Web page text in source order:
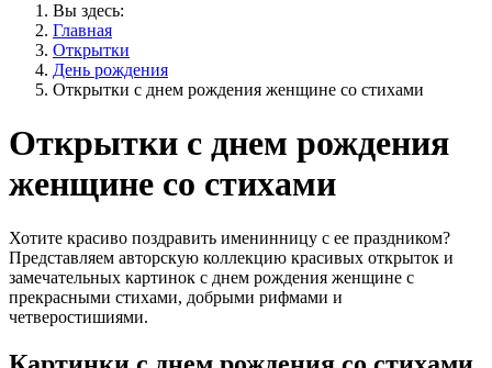
Вы здесь:
Главная
Открытки
День рождения
Открытки с днем рождения женщине со стихами
Открытки с днем рождения
женщине со стихами
Хотите красиво поздравить именинницу с ее праздником?
Представляем авторскую коллекцию красивых открыток и
замечательных картинок с днем рождения женщине с
прекрасными стихами, добрыми рифмами и
четверостишиями.